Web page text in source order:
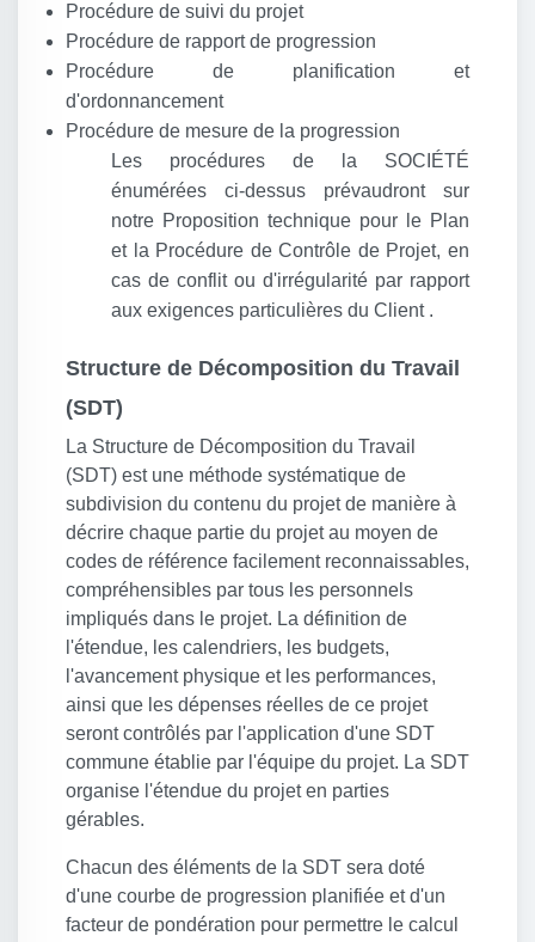
Procédure de suivi du projet
Procédure de rapport de progression
Procédure de planification et
d'ordonnancement
Procédure de mesure de la progression
Les procédures de la SOCIÉTÉ
énumérées ci-dessus prévaudront sur
notre Proposition technique pour le Plan
et la Procédure de Contrôle de Projet, en
cas de conflit ou d'irrégularité par rapport
aux exigences particulières du Client .
Structure de Décomposition du Travail
(SDT)
La Structure de Décomposition du Travail
(SDT) est une méthode systématique de
subdivision du contenu du projet de manière à
décrire chaque partie du projet au moyen de
codes de référence facilement reconnaissables,
compréhensibles par tous les personnels
impliqués dans le projet. La définition de
l'étendue, les calendriers, les budgets,
l'avancement physique et les performances,
ainsi que les dépenses réelles de ce projet
seront contrôlés par l'application d'une SDT
commune établie par l'équipe du projet. La SDT
organise l'étendue du projet en parties
gérables.
Chacun des éléments de la SDT sera doté
d'une courbe de progression planifiée et d'un
facteur de pondération pour permettre le calcul